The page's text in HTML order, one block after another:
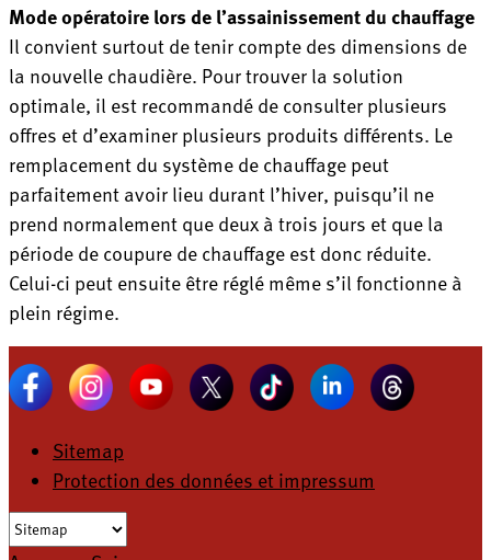
Mode opératoire lors de l’assainissement du chauffage
Il convient surtout de tenir compte des dimensions de
la nouvelle chaudière. Pour trouver la solution
optimale, il est recommandé de consulter plusieurs
offres et d’examiner plusieurs produits différents. Le
remplacement du système de chauffage peut
parfaitement avoir lieu durant l’hiver, puisqu’il ne
prend normalement que deux à trois jours et que la
période de coupure de chauffage est donc réduite.
Celui-ci peut ensuite être réglé même s’il fonctionne à
plein régime.
Sitemap
Protection des données et impressum